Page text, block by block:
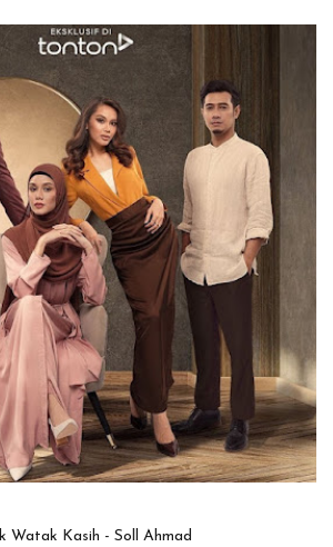
Watak Kasih - Soll Ahmad